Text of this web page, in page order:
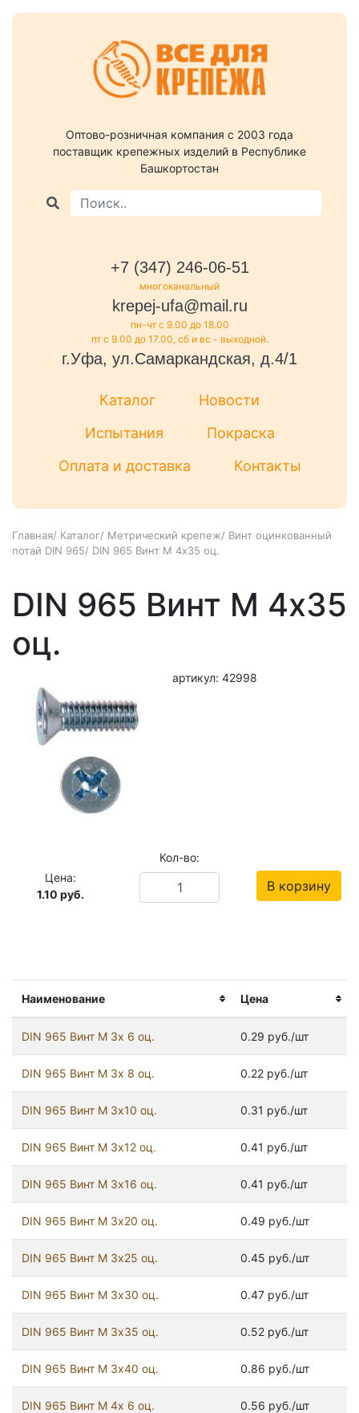
Оптово-розничная компания c 2003 года
поставщик крепежных изделий в Республике
Башкортостан
+7 (347) 246-06-51
многоканальный
krepej-ufa@mail.ru
пн-чт с 9.00 до 18.00
пт с 9.00 до 17.00, сб и вс - выходной.
г.Уфа, ул.Самаркандская, д.4/1
Каталог
Новости
Испытания
Покраска
Оплата и доставка
Контакты
Главная/ Каталог/ Метрический крепеж/ Винт оцинкованный
потай DIN 965/ DIN 965 Винт М 4х35 оц.
Наименование Цена
DIN 965 Винт М 3х 6 оц. 0.29 руб./шт
DIN 965 Винт М 3х 8 оц. 0.22 руб./шт
DIN 965 Винт М 3х10 оц. 0.31 руб./шт
DIN 965 Винт М 3х12 оц. 0.41 руб./шт
DIN 965 Винт М 3х16 оц. 0.41 руб./шт
DIN 965 Винт М 3х20 оц. 0.49 руб./шт
DIN 965 Винт М 3х25 оц. 0.45 руб./шт
DIN 965 Винт М 3х30 оц. 0.47 руб./шт
DIN 965 Винт М 3х35 оц. 0.52 руб./шт
DIN 965 Винт М 3х40 оц. 0.86 руб./шт
DIN 965 Винт М 4х 6 оц. 0.56 руб./шт
DIN 965 Винт М 4х35
оц.
артикул: 42998
Цена:
1.10 руб.
Кол-во:
В корзину